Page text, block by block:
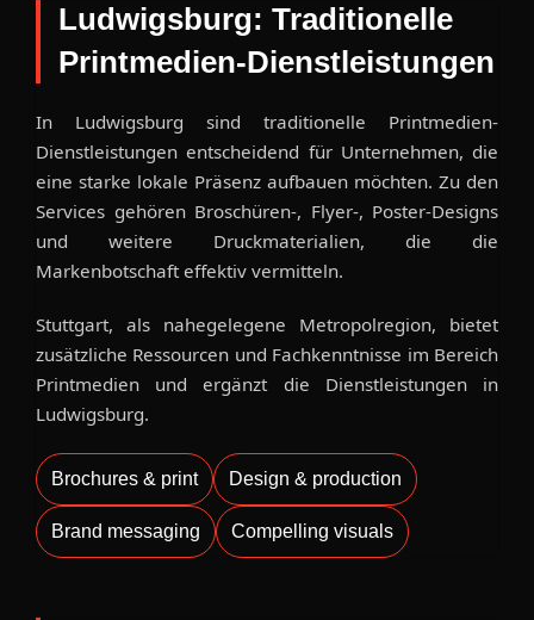
Ludwigsburg: Traditionelle
Printmedien-Dienstleistungen
In Ludwigsburg sind traditionelle Printmedien-
Dienstleistungen entscheidend für Unternehmen, die
eine starke lokale Präsenz aufbauen möchten. Zu den
Services gehören Broschüren-, Flyer-, Poster-Designs
und weitere Druckmaterialien, die die
Markenbotschaft effektiv vermitteln.
Stuttgart, als nahegelegene Metropolregion, bietet
zusätzliche Ressourcen und Fachkenntnisse im Bereich
Printmedien und ergänzt die Dienstleistungen in
Ludwigsburg.
Brochures & print Design & production
Brand messaging Compelling visuals